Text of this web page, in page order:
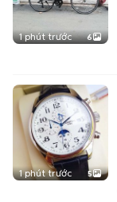
1 phút trước 6
1 phút trước 5